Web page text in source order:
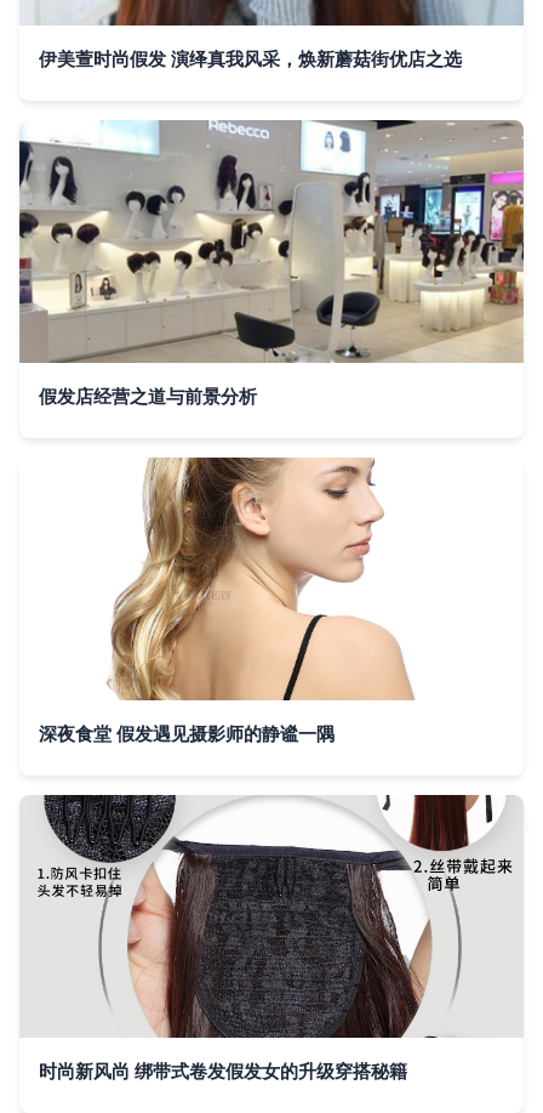
伊美萱时尚假发 演绎真我风采，焕新蘑菇街优店之选
假发店经营之道与前景分析
深夜食堂 假发遇见摄影师的静谧一隅
时尚新风尚 绑带式卷发假发女的升级穿搭秘籍